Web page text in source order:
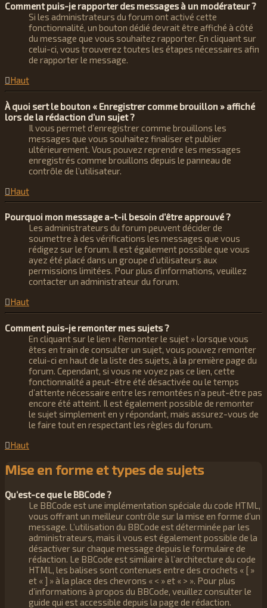
Comment puis-je rapporter des messages à un modérateur ?
Si les administrateurs du forum ont activé cette
fonctionnalité, un bouton dédié devrait être affiché à côté
du message que vous souhaitez rapporter. En cliquant sur
celui-ci, vous trouverez toutes les étapes nécessaires afin
de rapporter le message.
Haut
À quoi sert le bouton « Enregistrer comme brouillon » affiché
lors de la rédaction d’un sujet ?
Il vous permet d’enregistrer comme brouillons les
messages que vous souhaitez finaliser et publier
ultérieurement. Vous pouvez reprendre les messages
enregistrés comme brouillons depuis le panneau de
contrôle de l’utilisateur.
Haut
Pourquoi mon message a-t-il besoin d’être approuvé ?
Les administrateurs du forum peuvent décider de
soumettre à des vérifications les messages que vous
rédigez sur le forum. Il est également possible que vous
ayez été placé dans un groupe d’utilisateurs aux
permissions limitées. Pour plus d’informations, veuillez
contacter un administrateur du forum.
Haut
Comment puis-je remonter mes sujets ?
En cliquant sur le lien « Remonter le sujet » lorsque vous
êtes en train de consulter un sujet, vous pouvez remonter
celui-ci en haut de la liste des sujets, à la première page du
forum. Cependant, si vous ne voyez pas ce lien, cette
fonctionnalité a peut-être été désactivée ou le temps
d’attente nécessaire entre les remontées n’a peut-être pas
encore été atteint. Il est également possible de remonter
le sujet simplement en y répondant, mais assurez-vous de
le faire tout en respectant les règles du forum.
Haut
Mise en forme et types de sujets
Qu’est-ce que le BBCode ?
Le BBCode est une implémentation spéciale du code HTML,
vous offrant un meilleur contrôle sur la mise en forme d’un
message. L’utilisation du BBCode est déterminée par les
administrateurs, mais il vous est également possible de la
désactiver sur chaque message depuis le formulaire de
rédaction. Le BBCode est similaire à l’architecture du code
HTML, les balises sont contenues entre des crochets « [ »
et « ] » à la place des chevrons « < » et « > ». Pour plus
d’informations à propos du BBCode, veuillez consulter le
guide qui est accessible depuis la page de rédaction.